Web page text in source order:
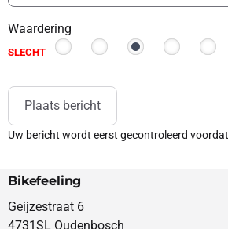
Waardering
SLECHT
Plaats bericht
Uw bericht wordt eerst gecontroleerd
Bikefeeling
Geijzestraat 6
4731SL Oudenbosch